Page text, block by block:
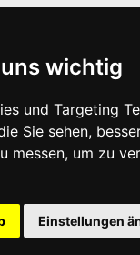
wichtig
und Targeting
Sie sehen,
messen, um zu
Einstellungen